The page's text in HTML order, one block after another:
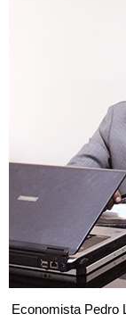
Economista Pedro